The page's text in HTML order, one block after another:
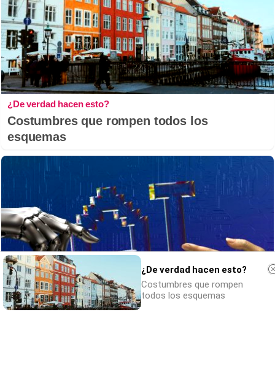
¿De verdad hacen esto?
Costumbres que rompen todos los
esquemas
¿De verdad hacen esto?
Costumbres que rompen
todos los esquemas